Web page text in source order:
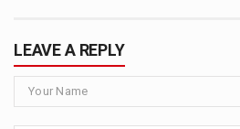
LEAVE A REPLY